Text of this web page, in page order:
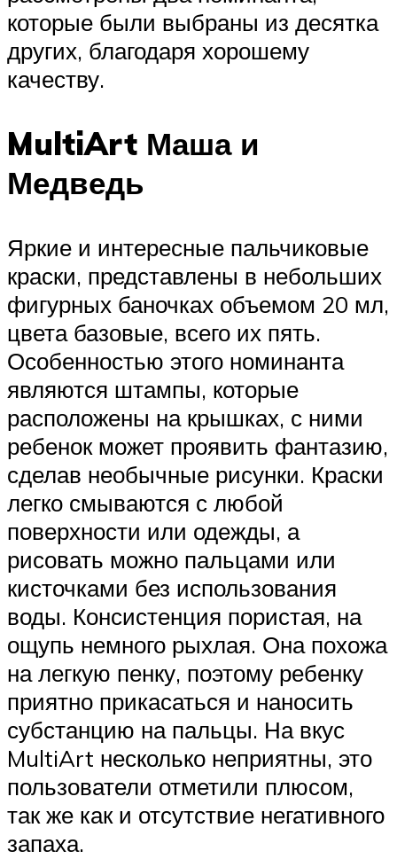
которые были выбраны из десятка
других, благодаря хорошему
качеству.
MultiArt Маша и
Медведь
Яркие и интересные пальчиковые
краски, представлены в небольших
фигурных баночках объемом 20 мл,
цвета базовые, всего их пять.
Особенностью этого номинанта
являются штампы, которые
расположены на крышках, с ними
ребенок может проявить фантазию,
сделав необычные рисунки. Краски
легко смываются с любой
поверхности или одежды, а
рисовать можно пальцами или
кисточками без использования
воды. Консистенция пористая, на
ощупь немного рыхлая. Она похожа
на легкую пенку, поэтому ребенку
приятно прикасаться и наносить
субстанцию на пальцы. На вкус
MultiArt несколько неприятны, это
пользователи отметили плюсом,
так же как и отсутствие негативного
запаха.